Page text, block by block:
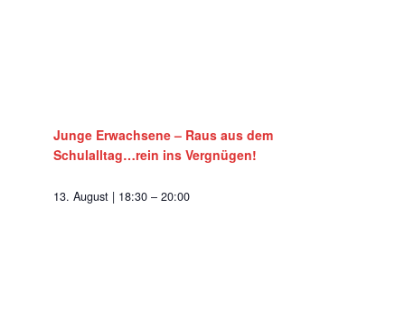
Junge Erwachsene – Raus aus dem
Schulalltag…rein ins Vergnügen!
13. August | 18:30 – 20:00